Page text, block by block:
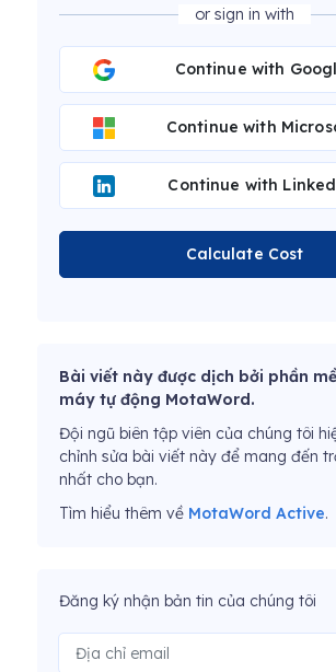
or sign in with
Continue with
Continue with
Continue with
Calculate Cost
Bài viết này được dịch bởi phần
máy tự động MotaWord.
Đội ngũ biên tập viên của chúng tôi
chỉnh sửa bài viết này để mang đến
nhất cho bạn.
Tìm hiểu thêm về MotaWord Active.
Đăng ký nhận bản tin của chúng tôi